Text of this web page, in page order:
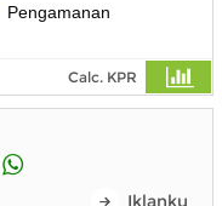
Pengamanan
Calc. KPR
Iklanku